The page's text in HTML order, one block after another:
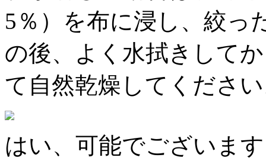
5％）を布に浸し、絞っ
の後、よく水拭きして
て自然乾燥してくださ
はい、可能でございま